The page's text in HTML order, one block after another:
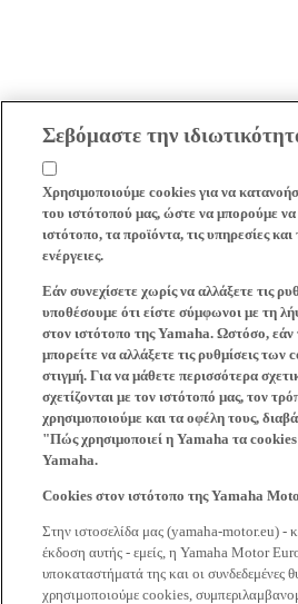
Σεβόμαστε την
Χρησιμοποιούμε cookies για να
του ιστότοπού μας, ώστε να μπορούμε
ιστότοπο, τα προϊόντα, τις υπηρεσίες
ενέργειες.
Εάν συνεχίσετε χωρίς να αλλάξετε τις
υποθέσουμε ότι είστε σύμφωνοι με τη
στον ιστότοπο της Yamaha. Ωστόσο, εάν
μπορείτε να αλλάξετε τις ρυθμίσεις των
στιγμή. Για να μάθετε περισσότερα
σχετίζονται με τον ιστότοπό μας, τον
χρησιμοποιούμε και τα οφέλη τους,
"Πώς χρησιμοποιεί η Yamaha τα
Yamaha.
Cookies στον ιστότοπο της Yamaha
Στην ιστοσελίδα μας (yamaha-motor.eu) -
έκδοση αυτής - εμείς, η Yamaha Motor
υποκαταστήματά της και οι συνδεδεμένες
χρησιμοποιούμε cookies,